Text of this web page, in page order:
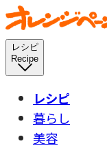
レシピ
Recipe
レシピ
暮らし
美容